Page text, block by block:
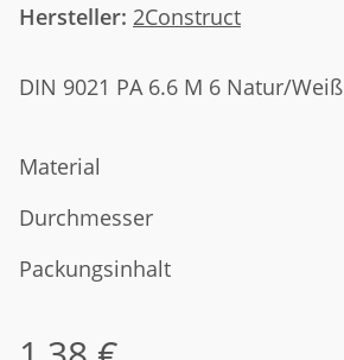
Hersteller: 2Construct
DIN 9021 PA 6.6 M 6 Natur/Weiß
Material
Durchmesser
Packungsinhalt